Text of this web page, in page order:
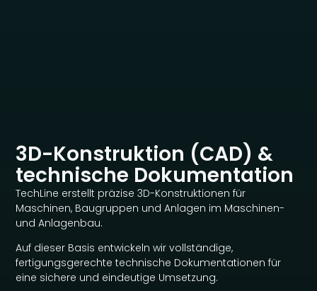
3D-Konstruktion (CAD) &
technische Dokumentation
TechLine erstellt präzise 3D-Konstruktionen für
Maschinen, Baugruppen und Anlagen im Maschinen-
und Anlagenbau.
Auf dieser Basis entwickeln wir vollständige,
fertigungsgerechte technische Dokumentationen für
eine sichere und eindeutige Umsetzung.